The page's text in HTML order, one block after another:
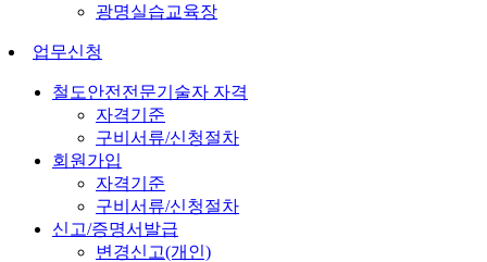
광명실습교육장
업무신청
철도안전전문기술자 자격
자격기준
구비서류/신청절차
회원가입
자격기준
구비서류/신청절차
신고/증명서발급
변경신고(개인)